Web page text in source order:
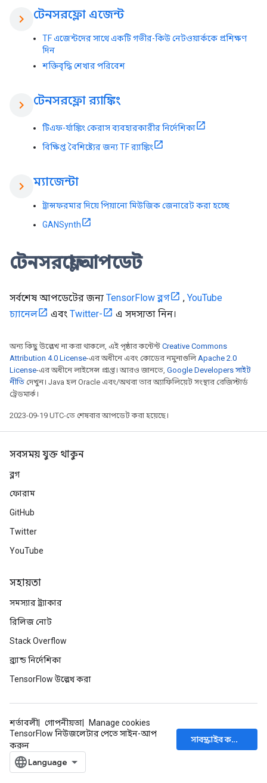
chevron_right টেনসরফ্লো এজেন্ট
TF এজেন্টদের সাথে একটি গভীর-কিউ নেটওয়ার্ককে প্রশিক্ষণ
দিন
শক্তিবৃদ্ধি শেখার পরিবেশ
chevron_right টেনসরফ্লো র‍্যাঙ্কিং
টিএফ-র্যাঙ্কিং কেরাস ব্যবহারকারীর নির্দেশিকা
বিক্ষিপ্ত বৈশিষ্ট্যের জন্য TF র‌্যাঙ্কিং
chevron_right ম্যাজেন্টা
ট্রান্সফরমার দিয়ে পিয়ানো মিউজিক জেনারেট করা হচ্ছে
GANSynth
টেনসরফ্লো আপডেট
সর্বশেষ আপডেটের জন্য TensorFlow ব্লগ , YouTube
চ্যানেল
এবং Twitter- এ সদস্যতা নিন।
অন্য কিছু উল্লেখ না করা থাকলে, এই পৃষ্ঠার কন্টেন্ট Creative Commons
Attribution 4.0 License-এর অধীনে এবং কোডের নমুনাগুলিApache 2.0
License-এর অধীনে লাইসেন্স প্রাপ্ত। আরও জানতে, Google Developers সাইট
নীতি দেখুন। Java হল Oracle এবং/অথবা তার অ্যাফিলিয়েট সংস্থার রেজিস্টার্ড
ট্রেডমার্ক।
2023-09-19 UTC-তে শেষবার আপডেট করা হয়েছে।
সবসময় যুক্ত থাকুন
ব্লগ
ফোরাম
GitHub
Twitter
YouTube
সহায়তা
সমস্যার ট্র্যাকার
রিলিজ নোট
Stack Overflow
ব্র্যান্ড নির্দেশিকা
TensorFlow উল্লেখ করা
শর্তাবলী গোপনীয়তা
Manage cookies
TensorFlow নিউজলেটার পেতে সাইন-আপ
করুন
সাবস্ক্রাইব করুন